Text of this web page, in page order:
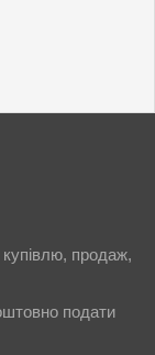
купівлю, продаж,
подати